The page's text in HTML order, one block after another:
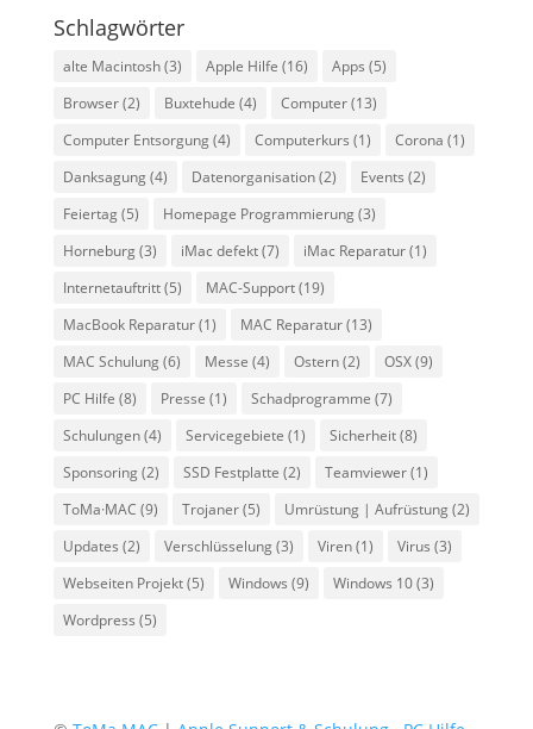
Schlagwörter
alte Macintosh(3) Apple Hilfe (16) Apps (5)
Browser(2) Buxtehude (4) Computer(13)
Computer Entsorgung(4) Computerkurs (1) Corona (1)
Danksagung(4) Datenorganisation(2) Events (2)
Feiertag(5) Homepage Programmierung(3)
Horneburg(3) iMac defekt(7) iMac Reparatur(1)
Internetauftritt(5) MAC-Support(19)
MacBook Reparatur(1) MAC Reparatur(13)
MAC Schulung(6) Messe (4) Ostern(2) OSX(9)
PC Hilfe (8) Presse (1) Schadprogramme (7)
Schulungen(4) Servicegebiete (1) Sicherheit(8)
Sponsoring(2) SSD Festplatte (2) Teamviewer(1)
ToMa·MAC (9) Trojaner(5) Umrüstung | Aufrüstung(2)
Updates (2) Verschlüsselung(3) Viren(1) Virus (3)
Webseiten Projekt(5) Windows (9) Windows 10(3)
Wordpress (5)